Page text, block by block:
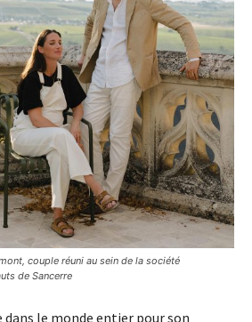
couple réuni au sein de la société
de Sancerre
le monde entier pour son